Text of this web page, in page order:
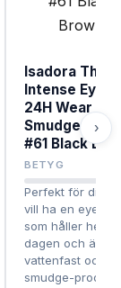
Isadora The
Intense
24H Wear &
Smudge-
#61 Black
BETYG
Perfekt för dig
vill ha en
som håller hela
dagen och är
vattenfast och
smudge-proof.
›